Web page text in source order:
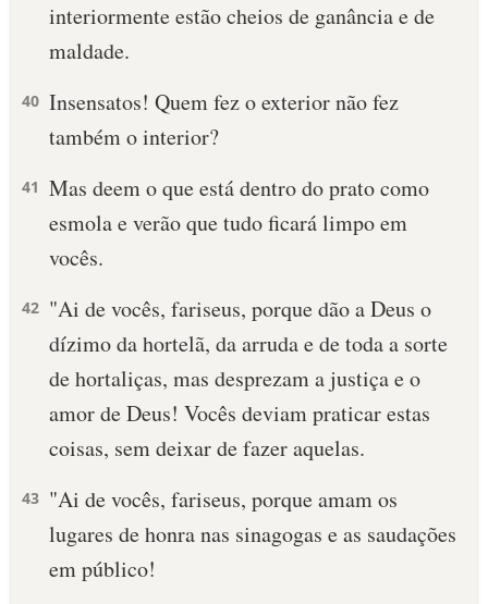
ESBOÇOS DE PREGAÇÃO
PERGUNTE À BÍBLIA IA
TERMO BÍBLICO JOGOS
LOJA BÍBLIAON
interiormente estão cheios de ganância e de
maldade.
40 Insensatos! Quem fez o exterior não fez
também o interior?
41 Mas deem o que está dentro do prato como
esmola e verão que tudo ficará limpo em
vocês.
42 "Ai de vocês, fariseus, porque dão a Deus o
dízimo da hortelã, da arruda e de toda a sorte
de hortaliças, mas desprezam a justiça e o
amor de Deus! Vocês deviam praticar estas
coisas, sem deixar de fazer aquelas.
43 "Ai de vocês, fariseus, porque amam os
lugares de honra nas sinagogas e as saudações
em público!